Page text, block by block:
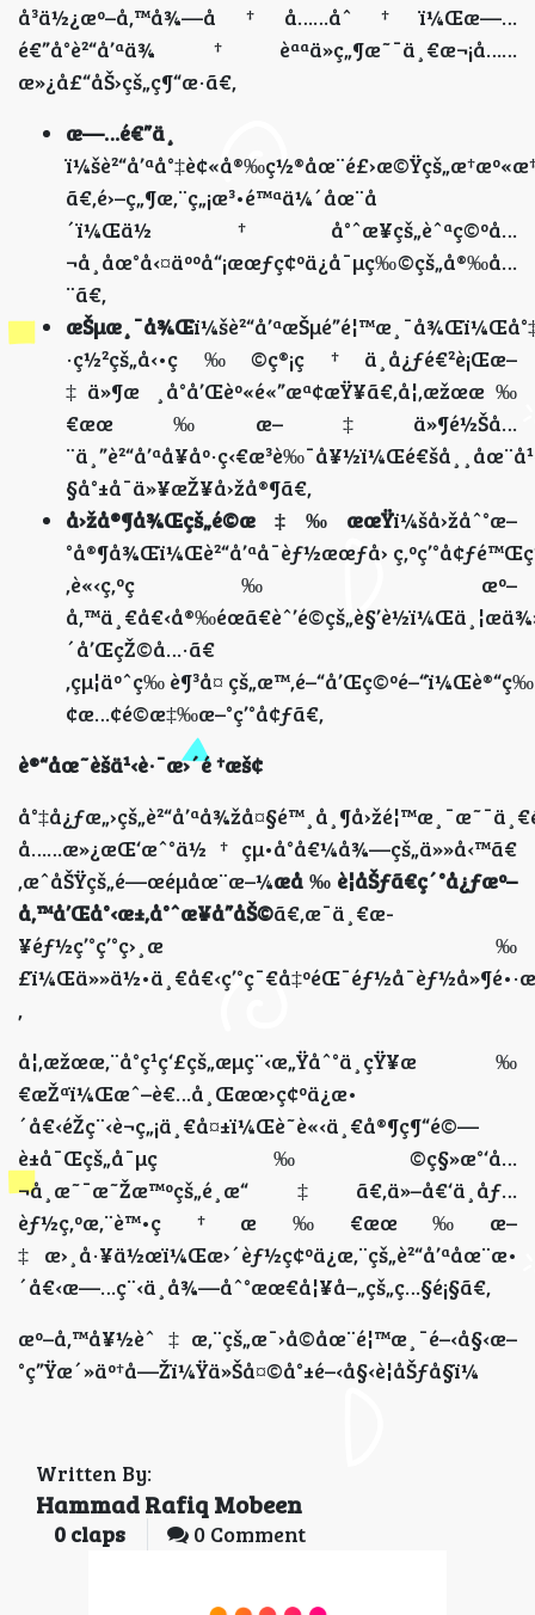
å³ä½¿æº–å‚™å¾—å†å……åˆ†ï¼Œæ—…
é€”å°è²“å’ªä¾†èªªä»ç„¶æ˜¯ä¸€æ¬¡å……
æ»¿å£“åŠ›çš„ç¶“æ­·ã€‚
æ—…é€”ä¸­
ã€‚é›–ç„¶æ‚¨ç„¡æ³•é™ªä¼´åœ¨å
´ï¼Œä½†å°ˆæ¥­çš„èˆªç©ºå…
¬å¸åœ°å‹¤äººå“¡æœƒç¢ºä¿å¯µç‰©çš„å®‰å…
¨ã€‚
æŠµæ¸¯å¾Œ
·ç½²çš„å‹•ç‰©ç®¡ç†ä¸­å¿ƒé€²è¡Œæ–
‡ä»¶æ ¸å°å’Œèº«é«”æª¢æŸ¥ã€‚å¦‚æžœæ‰
€æœ‰æ–‡ä»¶é½Šå…
§å°±å¯ä»¥æŽ¥å›žå®¶ã€‚
å›žå®¶å¾Œçš„é©æ‡‰æœŸï¼šå›žåˆ°æ–
°å®¶å¾Œï¼Œè²“å’ªå¯èƒ½æœƒå›
‚è«‹ç‚ºç‰ æº–
´å’ŒçŽ©å…·ã€
‚çµ¦äºˆç‰ è¶³å¤
¢æ…¢é©æ‡‰æ–°ç’°å¢ƒã€‚
è®“åœ˜èšä¹‹è·¯æ›´é †æš¢
å……æ»¿æŒ‘æˆ°ä½†çµ•å°å€¼å¾—çš„ä»»å‹™ã€
‚æˆåŠŸçš„é—œéµåœ¨æ–¼æå‰è¦åŠƒã€ç´°å¿ƒæº–
å‚™å’Œå°‹æ±‚å°ˆæ¥­å”åŠ©ã€‚æ¯ä¸€æ­
¥éƒ½ç’°ç’°ç›¸æ‰
‚
å¦‚æžœæ‚¨å°ç¹ç‘£çš„æµç¨‹æ„Ÿåˆ°ä¸çŸ¥æ‰
€æŽªï¼Œæˆ–è€…å¸Œæœ›ç¢ºä¿æ•
´å€‹éŽç¨‹è¬ç„¡ä¸€å¤±ï¼Œè˜è«‹ä¸€å®¶ç¶“é©—
è±å¯Œçš„å¯µç‰©ç§»æ°‘å…
¬å¸æ˜¯æ˜Žæ™ºçš„é¸æ“‡ã€‚ä»–å€‘ä¸åƒ…
èƒ½ç‚ºæ‚¨è™•ç†æ‰€æœ‰æ–
‡æ›¸å·¥ä½œï¼Œæ›´èƒ½ç¢ºä¿æ‚¨çš„è²“å’ªåœ¨æ•
´å€‹æ—…ç¨‹ä¸­å¾—åˆ°æœ€å¦¥å–„çš„ç…§é¡§ã€‚
æº–å‚™å¥½èˆ‡æ‚¨çš„æ¯›å­©åœ¨é¦™æ¸¯é–‹å§‹æ–
°ç”Ÿæ´»äº†å—Žï¼Ÿä»Šå¤©å°±é–‹å§‹è¦åŠƒå§ï¼
Written By:
Hammad Rafiq Mobeen
0 claps 0 Comment